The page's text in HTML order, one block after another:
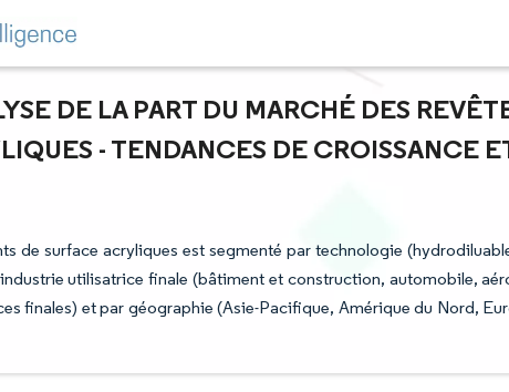
DE LA PART DU MARCHÉ DES
- TENDANCES DE CROISSANCE
de surface acryliques est segmenté par technologie
utilisatrice finale (bâtiment et construction, automobile,
finales) et par géographie (Asie-Pacifique, Amérique du Nord,